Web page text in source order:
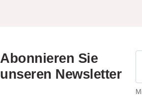
Abonnieren Sie
unseren Newsletter